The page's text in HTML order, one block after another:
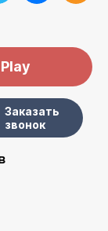
Заказать
звонок